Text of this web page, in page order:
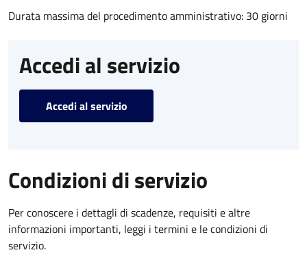
Durata massima del procedimento amministrativo: 30 giorni
Accedi al servizio
Accedi al servizio
Condizioni di servizio
Per conoscere i dettagli di scadenze, requisiti e altre
informazioni importanti, leggi i termini e le condizioni di
servizio.